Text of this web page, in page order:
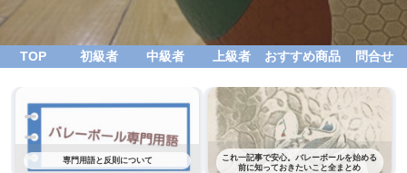
TOP 初級者 中級者 上級者 おすすめ商品 問合せ
専門用語と反則について
これ一記事で安心。バレーボールを始める
前に知っておきたいこと全まとめ